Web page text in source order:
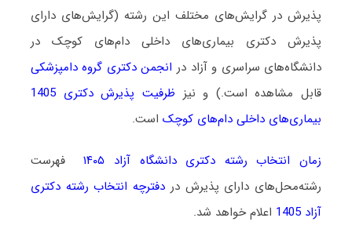
پذیرش در گرایش‌های مختلف این رشته (گرایش‌های دارای
پذیرش دکتری بیماری‌های داخلی دام‌های کوچک در
دانشگاه‌های سراسری و آزاد در انجمن دکتری گروه دامپزشکی
قابل مشاهده است.) و نیز
ظرفیت پذیرش دکتری 1405
بیماری‌های داخلی دام‌های کوچک است.
زمان انتخاب رشته دکتری دانشگاه آزاد ۱۴۰۵
فهرست
رشته‌محل‌های دارای پذیرش در دفترچه انتخاب رشته دکتری
آزاد 1405
اعلام خواهد شد.